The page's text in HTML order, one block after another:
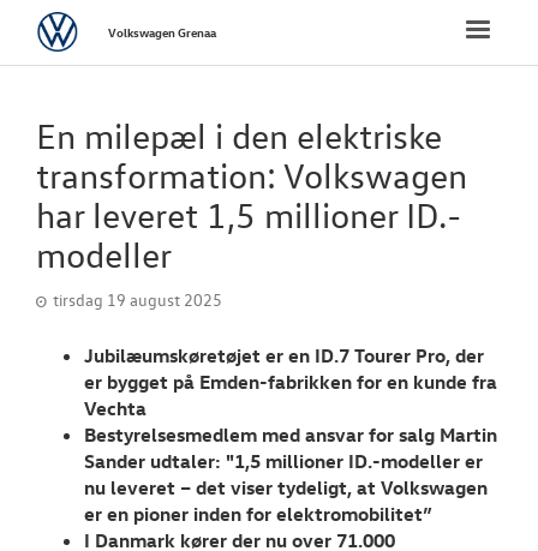
NYE VAREBILER
VÆRKSTED
TILBEHØR
Toggle
VolkswagenVolkswagen Grenaa
En milepæl i den elektriske
transformation: Volkswagen
har leveret 1,5 millioner ID.-
modeller
tirsdag 19 august 2025
Jubilæumskøretøjet er en ID.7 Tourer Pro, der
er bygget på Emden-fabrikken for en kunde fra
Vechta
Bestyrelsesmedlem med ansvar for salg Martin
Sander udtaler: "1,5 millioner ID.-modeller er
nu leveret – det viser tydeligt, at Volkswagen
er en pioner inden for elektromobilitet”
I Danmark kører der nu over 71.000